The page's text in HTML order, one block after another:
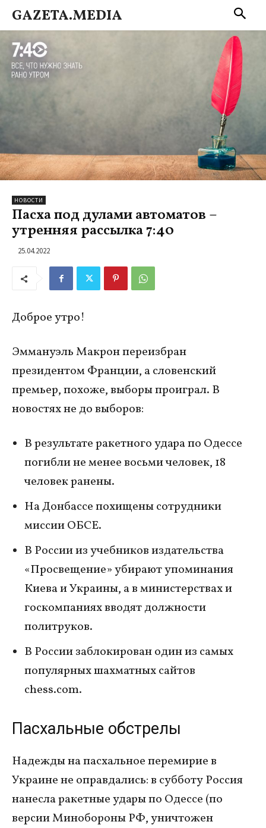
GAZETA.MEDIA
НОВОСТИ
Пасха под дулами автоматов –
утренняя рассылка 7:40
25.04.2022
Доброе утро!
Эммануэль Макрон переизбран
президентом Франции, а словенский
премьер, похоже, выборы проиграл. В
новостях не до выборов:
В результате ракетного удара по Одессе
погибли не менее восьми человек, 18
человек ранены.
На Донбассе похищены сотрудники
миссии ОБСЕ.
В России из учебников издательства
«Просвещение» убирают упоминания
Киева и Украины, а в министерствах и
госкомпаниях вводят должности
политруков.
В России заблокирован один из самых
популярных шахматных сайтов
chess.com.
Пасхальные обстрелы
Надежды на пасхальное перемирие в
Украине не оправдались: в субботу Россия
нанесла ракетные удары по Одессе (по
версии Минобороны РФ, уничтожен